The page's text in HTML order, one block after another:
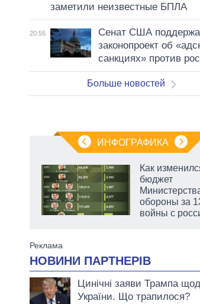
заметили неизвестные БПЛА
20:55
Сенат США
законопроект об
санкциях» против
Больше новостей
ИНФОГРАФИКА
Как
бюджет
обороны за
войны с